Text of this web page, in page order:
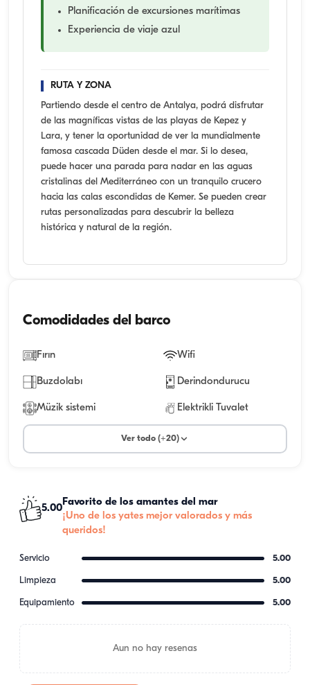
Planificación de excursiones marítimas
Experiencia de viaje azul
RUTA Y ZONA
Partiendo desde el centro de Antalya, podrá disfrutar
de las magníficas vistas de las playas de Kepez y
Lara, y tener la oportunidad de ver la mundialmente
famosa cascada Düden desde el mar. Si lo desea,
puede hacer una parada para nadar en las aguas
cristalinas del Mediterráneo con un tranquilo crucero
hacia las calas escondidas de Kemer. Se pueden crear
rutas personalizadas para descubrir la belleza
histórica y natural de la región.
Comodidades del barco
Fırın Wifi
Buzdolabı Derindondurucu
Müzik sistemi Elektrikli Tuvalet
Ver todo (+20)
5.00
Favorito de los amantes del mar
¡Uno de los yates mejor valorados y más
queridos!
Servicio 5.00
Limpieza 5.00
Equipamiento 5.00
Aun no hay resenas